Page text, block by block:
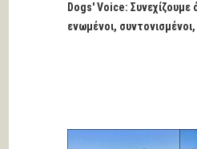
Dogs' Voice: Συνεχίζουμε
ενωμένοι,